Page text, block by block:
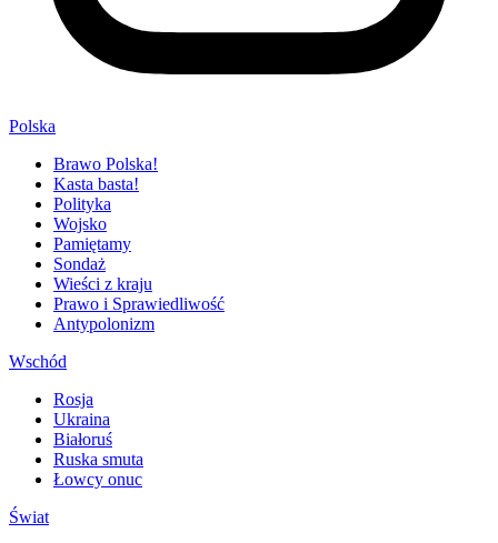
Polska
Brawo Polska!
Kasta basta!
Polityka
Wojsko
Pamiętamy
Sondaż
Wieści z kraju
Prawo i Sprawiedliwość
Antypolonizm
Wschód
Rosja
Ukraina
Białoruś
Ruska smuta
Łowcy onuc
Świat